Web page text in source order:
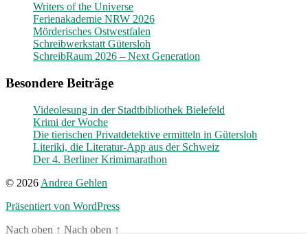
Writers of the Universe
Ferienakademie NRW 2026
Mörderisches Ostwestfalen
Schreibwerkstatt Gütersloh
SchreibRaum 2026 – Next Generation
Besondere Beiträge
Videolesung in der Stadtbibliothek Bielefeld
Krimi der Woche
Die tierischen Privatdetektive ermitteln in Gütersloh
Literiki, die Literatur-App aus der Schweiz
Der 4. Berliner Krimimarathon
© 2026 Andrea Gehlen
Präsentiert von WordPress
Nach oben ↑ Nach oben ↑